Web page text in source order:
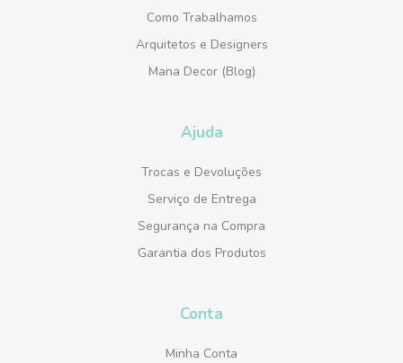
Como Trabalhamos
Arquitetos e Designers
Mana Decor (Blog)
Ajuda
Trocas e Devoluções
Serviço de Entrega
Segurança na Compra
Garantia dos Produtos
Conta
Minha Conta